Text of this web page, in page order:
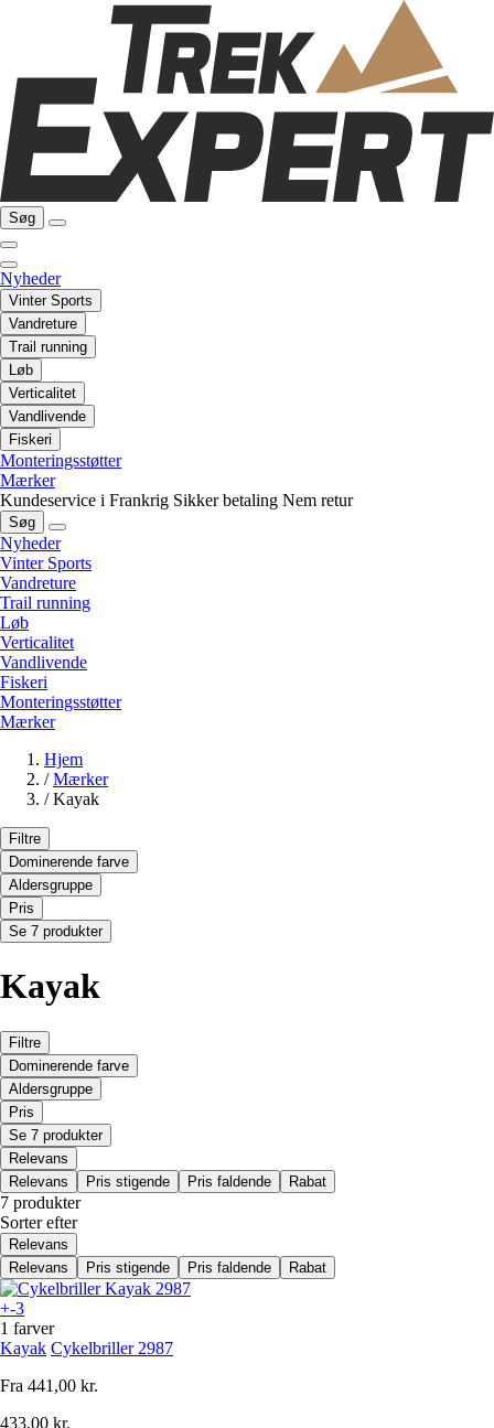
Søg
Nyheder
Vinter Sports
Vandreture
Trail running
Løb
Verticalitet
Vandlivende
Fiskeri
Monteringsstøtter
Mærker
Kundeservice i Frankrig Sikker betaling Nem retur
Søg
Nyheder
Vinter Sports
Vandreture
Trail running
Løb
Verticalitet
Vandlivende
Fiskeri
Monteringsstøtter
Mærker
Hjem
/ Mærker
/ Kayak
Filtre
Dominerende farve
Aldersgruppe
Pris
Se 7 produkter
Kayak
Filtre
Dominerende farve
Aldersgruppe
Pris
Se 7 produkter
Relevans
Relevans
Pris stigende Pris faldende Rabat
7 produkter
Sorter efter
Relevans
Relevans
Pris stigende Pris faldende Rabat
+-3
1 farver
Kayak Cykelbriller 2987
Fra 441,00 kr.
433,00 kr.